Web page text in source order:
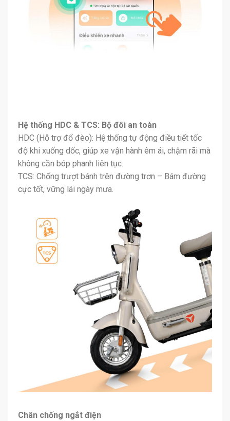
Hệ thống HDC & TCS: Bộ đôi an toàn
HDC (Hỗ trợ đổ đèo): Hệ thống tự động điều tiết tốc
độ khi xuống dốc, giúp xe vận hành êm ái, chậm rãi mà
không cần bóp phanh liên tục.
TCS: Chống trượt bánh trên đường trơn – Bám đường
cực tốt, vững lái ngày mưa.
Chân chống ngắt điện